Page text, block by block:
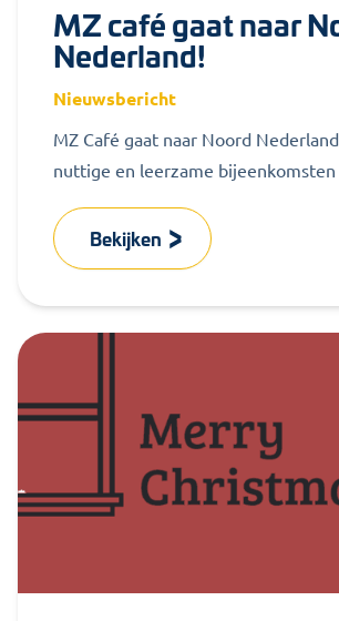
MZ café gaat naar
Nederland!
Nieuwsbericht
MZ Café gaat naar Noord
nuttige en leerzame bijeenkomsten
Bekijken